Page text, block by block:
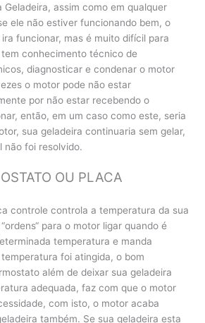
assim como em qualquer
ele não estiver funcionando bem, o
funcionar, mas é muito difícil para
conhecimento técnico de
diagnosticar e condenar o motor
o motor pode não estar
por não estar recebendo o
então, em um caso como este, seria
sua geladeira continuaria sem gelar,
não foi resolvido.
OU PLACA
controle controla a temperatura da sua
para o motor ligar quando é
temperatura e manda
foi atingida, o bom
além de deixar sua geladeira
adequada, faz com que o motor
com isto, o motor acaba
também. Se sua geladeira esta